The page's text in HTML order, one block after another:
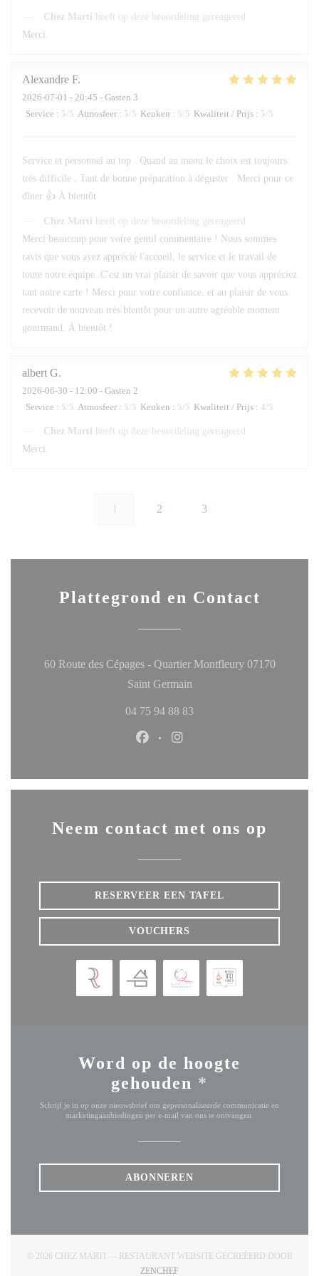
Chez Marti heeft op deze beoordeling gereageerd
Merci.
Alexandre F
2026-07-01 - 20:45 - Gasten 3
Service : 5/5 Atmosfeer : 5/5 Keuken : 5/5 Kwaliteit / Prijs : 5/5
Service et personnel au top . Quand au menu le choix est toujours
très difficile , Tant de bonne préparation à déguster . Merci pour ce
dîner 👍 À bientôt
Chez Marti heeft op deze beoordeling gereageerd
Merci beaucoup pour votre gentil commentaire ! Nous sommes
ravis que vous ayez apprécié l'accueil, le service et le travail de
toute notre équipe. C'est un vrai plaisir de savoir que vous appréciez
tant notre carte ! Merci pour votre confiance, et au plaisir de vous
recevoir de nouveau très bientôt pour un autre agréable moment
gourmand. À bientôt !
albert G
2026-06-30 - 12:00 - Gasten 2
Service : 5/5 Atmosfeer : 5/5 Keuken : 5/5 Kwaliteit / Prijs : 4/5
Chez Marti heeft op deze beoordeling gereageerd
Merci.
1 2 3
Plattegrond en Contact
60 Route des Cépages - Quartier Montfleury 07170
Saint Germain((opent in een nieuw
04 75 94 88 83
Facebook ((opent in een nieuw
Neem contact met ons op
RESERVEER EEN TAFEL
VOUCHERS
Word op de hoogte
gehouden *
Schrijf je in op onze nieuwsbrief om gepersonaliseerde communicatie en
marketingaanbiedingen per e-mail van ons te ontvangen.
ABONNEREN
© 2026 CHEZ MARTI — RESTAURANT WEBSITE GECREËERD DOOR
ZENCHEF